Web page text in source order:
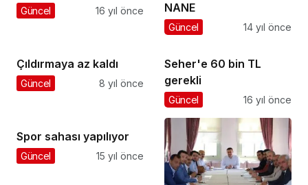
Güncel 16 yıl önce
NANE
Güncel 14 yıl önce
Çıldırmaya az kaldı
Güncel 8 yıl önce
Seher'e 60 bin TL
gerekli
Güncel 16 yıl önce
Spor sahası yapılıyor
Güncel 15 yıl önce